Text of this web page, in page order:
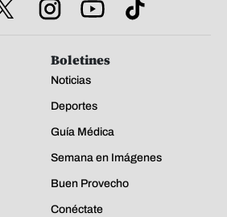
Boletines
Noticias
Deportes
Guía Médica
Semana en Imágenes
Buen Provecho
Conéctate